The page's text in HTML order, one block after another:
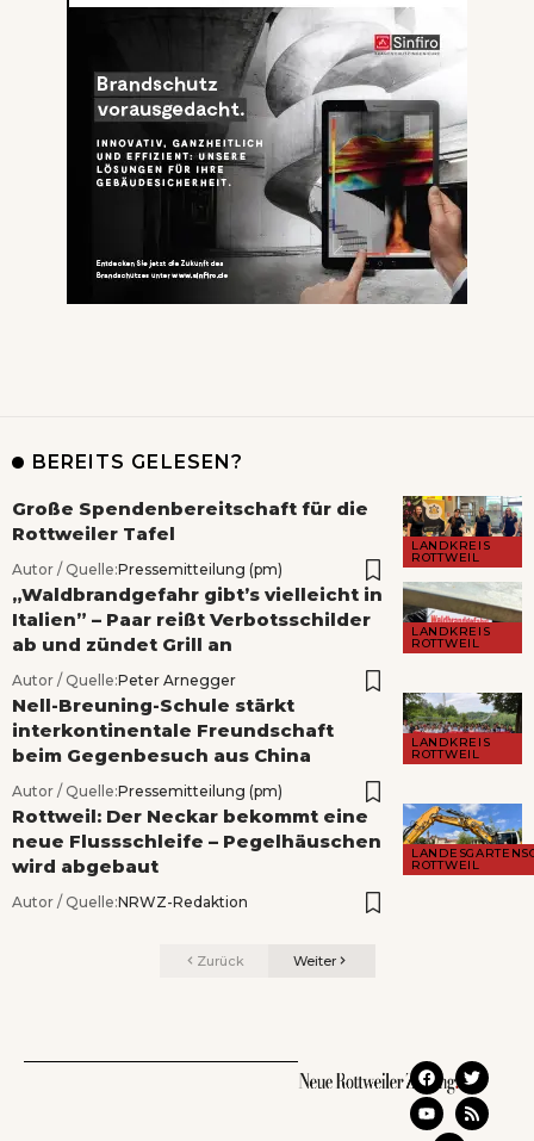
BEREITS GELESEN?
LANDKREIS
ROTTWEIL
Große Spendenbereitschaft für die
Rottweiler Tafel
Autor / Quelle:Pressemitteilung (pm)
LANDKREIS
ROTTWEIL
„Waldbrandgefahr gibt’s vielleicht in
Italien” – Paar reißt Verbotsschilder
ab und zündet Grill an
Autor / Quelle:Peter Arnegger
LANDKREIS
ROTTWEIL
Nell-Breuning-Schule stärkt
interkontinentale Freundschaft
beim Gegenbesuch aus China
Autor / Quelle:Pressemitteilung (pm)
ROTTWEIL
Rottweil: Der Neckar bekommt eine
neue Flussschleife – Pegelhäuschen
wird abgebaut
Autor / Quelle:NRWZ-Redaktion
Zurück Weiter